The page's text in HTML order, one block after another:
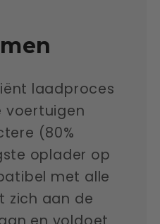
laadproces
voertuigen
(80%
oplader op
met alle
zich aan de